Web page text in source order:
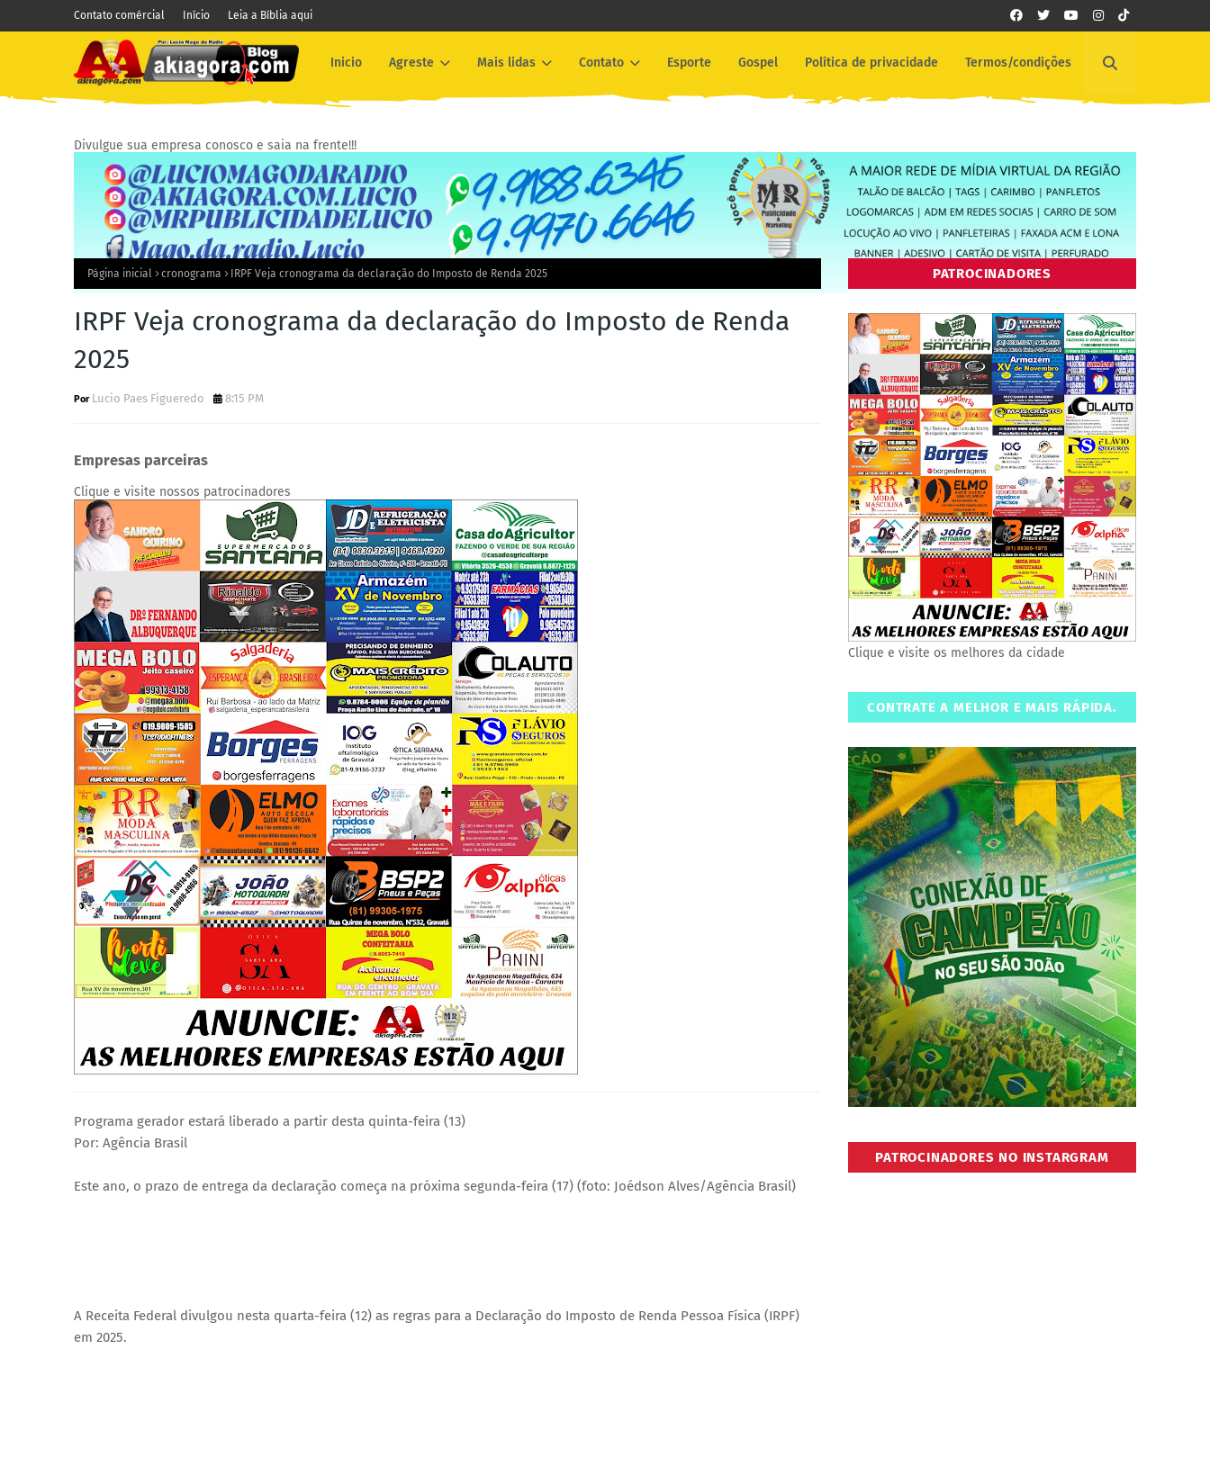
Contato comércial Início Leia a Bíblia aqui
Inicio Agreste Mais lidas Contato Esporte Gospel Política de privacidade Termos/condições
Divulgue sua empresa conosco e saia na frente!!!
Página inicial cronograma IRPF Veja cronograma da declaração do Imposto de Renda 2025
IRPF Veja cronograma da declaração do Imposto de Renda
2025
Lucio Paes Figueredo 8:15 PM
Empresas parceiras
Clique e visite nossos patrocinadores
Programa gerador estará liberado a partir desta quinta-feira (13)
Por: Agência Brasil
Este ano, o prazo de entrega da declaração começa na próxima segunda-feira (17) (foto: Joédson Alves/Agência Brasil)
A Receita Federal divulgou nesta quarta-feira (12) as regras para a Declaração do Imposto de Renda Pessoa Física (IRPF)
em 2025.
PATROCINADORES
Clique e visite os melhores da cidade
CONTRATE A MELHOR E MAIS RÁPIDA.
PATROCINADORES NO INSTARGRAM